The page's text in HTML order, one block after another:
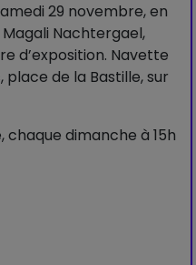
29 novembre, en
Nachtergael,
d’exposition. Navette
de la Bastille, sur
dimanche à 15h